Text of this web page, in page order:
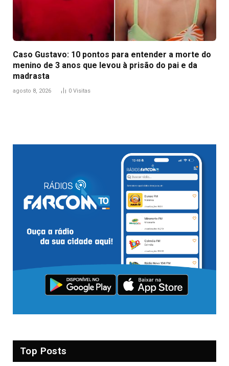
Caso Gustavo: 10 pontos para entender a morte do
menino de 3 anos que levou à prisão do pai e da
madrasta
agosto 8, 2026 0 Visitas
Top Posts